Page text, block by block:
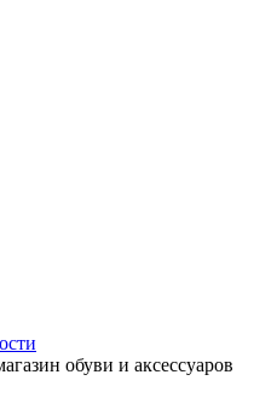
обуви и аксессуаров